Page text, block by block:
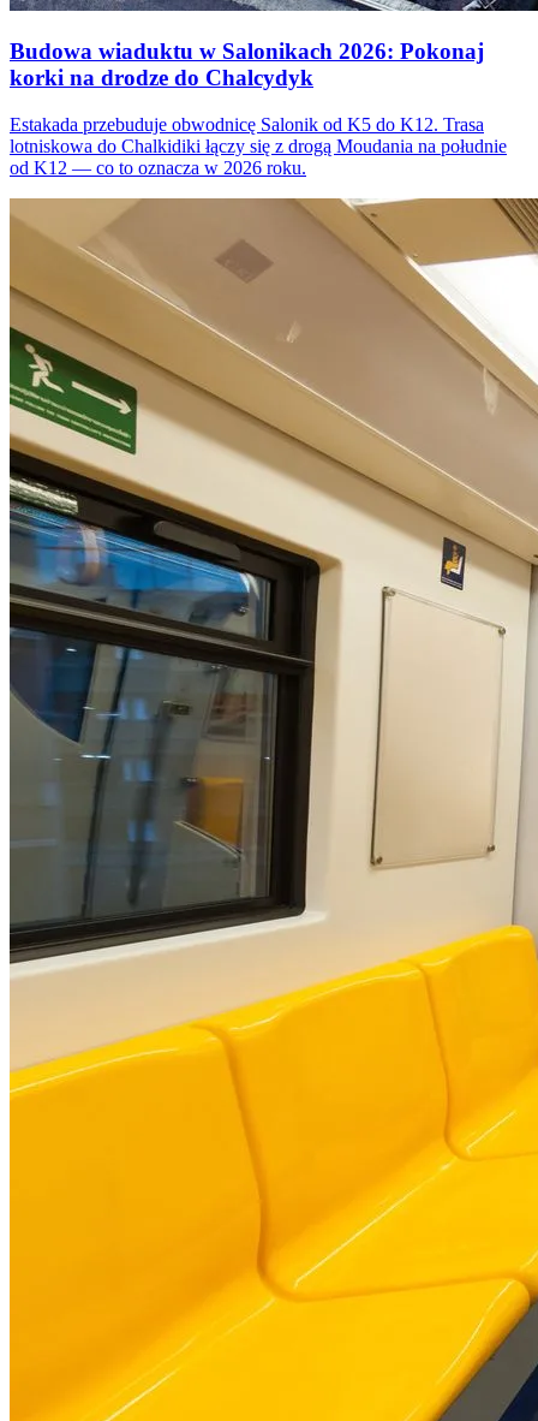
Budowa wiaduktu w Salonikach 2026: Pokonaj
korki na drodze do Chalcydyk
Estakada przebuduje obwodnicę Salonik od K5 do K12. Trasa
lotniskowa do Chalkidiki łączy się z drogą Moudania na południe
od K12 — co to oznacza w 2026 roku.